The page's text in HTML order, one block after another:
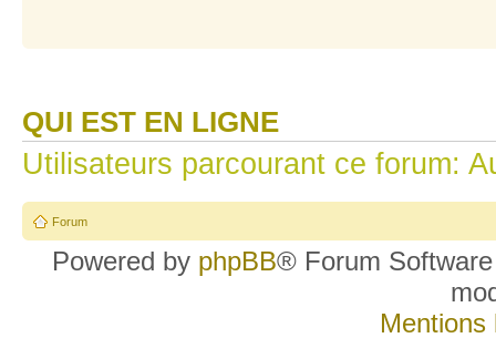
QUI EST EN LIGNE
Utilisateurs parcourant ce forum:
Forum
Powered by phpBB® Forum
Mentions